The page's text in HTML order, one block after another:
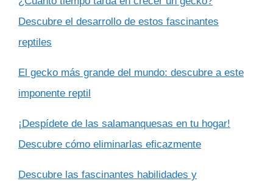
Descubre el desarrollo de estos fascinantes
reptiles
El gecko más grande del mundo: descubre a este
imponente reptil
¡Despídete de las salamanquesas en tu hogar!
Descubre cómo eliminarlas eficazmente
Descubre las fascinantes habilidades y